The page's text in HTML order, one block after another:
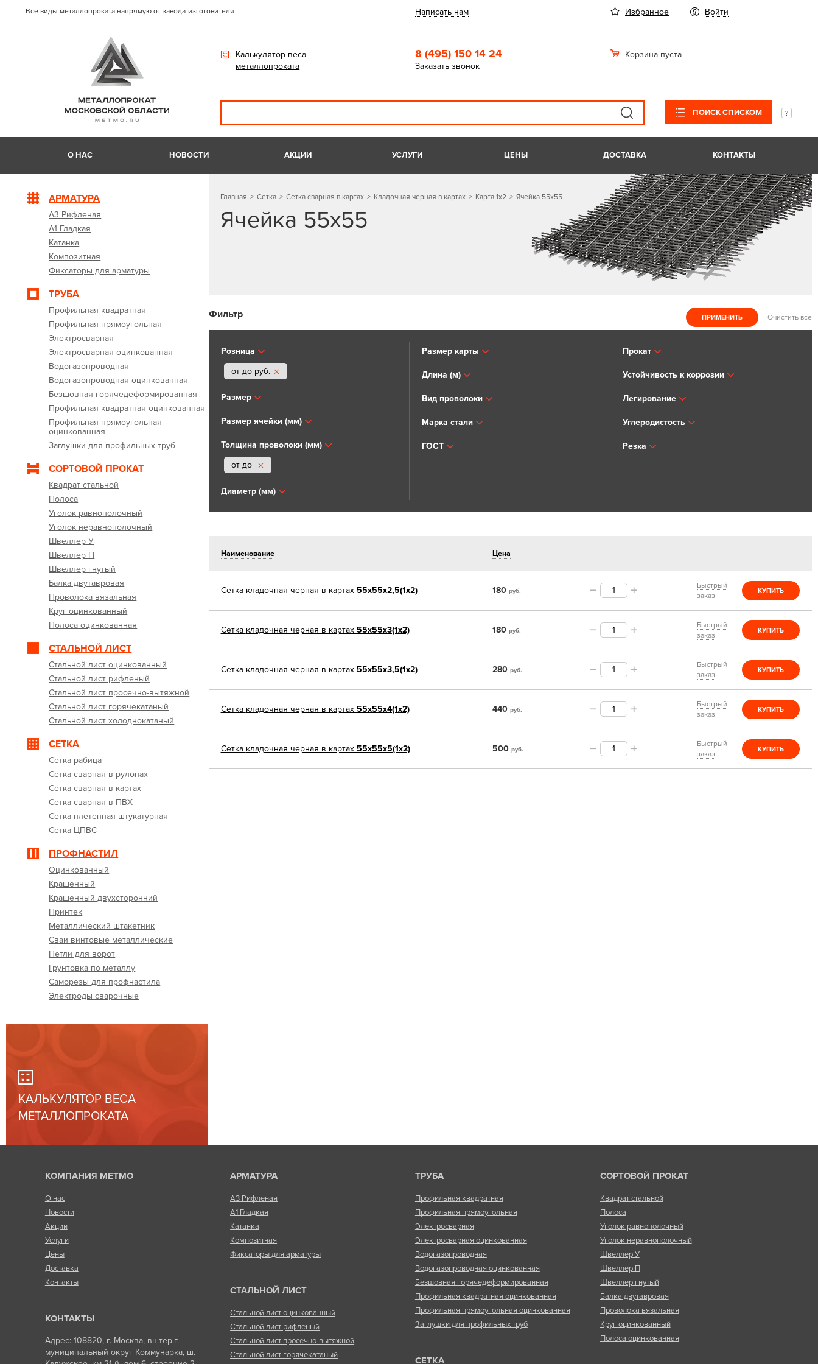
Все виды металлопроката напрямую от завода-изготовителя Написать нам Избранное Войти
Калькулятор веса
металлопроката
8 (495) 150 14 24
Заказать звонок
Корзина пуста
ПОИСК СПИСКОМ
О НАС НОВОСТИ АКЦИИ УСЛУГИ ЦЕНЫ ДОСТАВКА КОНТАКТЫ
АРМАТУРА
А3 Рифленая
А1 Гладкая
Катанка
Композитная
Фиксаторы для арматуры
ТРУБА
Профильная квадратная
Профильная прямоугольная
Электросварная
Электросварная оцинкованная
Водогазопроводная
Водогазопроводная оцинкованная
Безшовная горячедеформированная
Профильная квадратная оцинкованная
Профильная прямоугольная
оцинкованная
Заглушки для профильных труб
СОРТОВОЙ ПРОКАТ
Квадрат стальной
Полоса
Уголок равнополочный
Уголок неравнополочный
Швеллер У
Швеллер П
Швеллер гнутый
Балка двутавровая
Проволока вязальная
Круг оцинкованный
Полоса оцинкованная
СТАЛЬНОЙ ЛИСТ
Стальной лист оцинкованный
Стальной лист рифленый
Стальной лист просечно-вытяжной
Стальной лист горячекатаный
Стальной лист холоднокатаный
СЕТКА
Сетка рабица
Сетка сварная в рулонах
Сетка сварная в картах
Сетка сварная в ПВХ
Сетка плетенная штукатурная
Сетка ЦПВС
ПРОФНАСТИЛ
Оцинкованный
Крашенный
Крашенный двухсторонний
Принтек
Металлический штакетник
Сваи винтовые металлические
Петли для ворот
Грунтовка по металлу
Саморезы для профнастила
Электроды сварочные
КАЛЬКУЛЯТОР ВЕСА
МЕТАЛЛОПРОКАТА
Главная Сетка Сетка сварная в картах Кладочная черная в картах Карта 1х2 Ячейка 55х55
Ячейка 55х55
Фильтр Очистить все
Розница
от до руб.
Размер
Размер ячейки (мм)
Толщина проволоки (мм)
от до
Диаметр (мм)
Размер карты
Длина (м)
Вид проволоки
Марка стали
ГОСТ
Прокат
Устойчивость к коррозии
Легирование
Углеродистость
Резка
Наименование Цена
Сетка кладочная черная в картах55х55х2,5(1х2) 180 руб.
Быстрый
заказ
КУПИТЬ
Сетка кладочная черная в картах55х55х3(1х2) 180 руб.
Быстрый
заказ
КУПИТЬ
Сетка кладочная черная в картах55х55х3,5(1х2) 280 руб.
Быстрый
заказ
КУПИТЬ
Сетка кладочная черная в картах55х55х4(1х2) 440 руб.
Быстрый
заказ
КУПИТЬ
Сетка кладочная черная в картах55х55х5(1х2) 500 руб.
Быстрый
заказ
КУПИТЬ
КОМПАНИЯ МЕТМО
О нас
Новости
Акции
Услуги
Цены
Доставка
Контакты
КОНТАКТЫ
Адрес: 108820, г. Москва, вн.тер.г.
муниципальный округ Коммунарка, ш.
АРМАТУРА
А3 Рифленая
А1 Гладкая
Катанка
Композитная
Фиксаторы для арматуры
СТАЛЬНОЙ ЛИСТ
Стальной лист оцинкованный
Стальной лист рифленый
Стальной лист просечно-вытяжной
Стальной лист горячекатаный
ТРУБА
Профильная квадратная
Профильная прямоугольная
Электросварная
Электросварная оцинкованная
Водогазопроводная
Водогазопроводная оцинкованная
Безшовная горячедеформированная
Профильная квадратная оцинкованная
Профильная прямоугольная оцинкованная
Заглушки для профильных труб
СЕТКА
СОРТОВОЙ ПРОКАТ
Квадрат стальной
Полоса
Уголок равнополочный
Уголок неравнополочный
Швеллер У
Швеллер П
Швеллер гнутый
Балка двутавровая
Проволока вязальная
Круг оцинкованный
Полоса оцинкованная